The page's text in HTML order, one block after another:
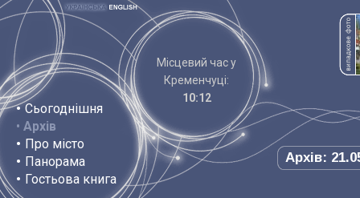
• Сьогоднішня
• Архів
• Про місто
• Панорама
• Гостьова книга
Місцевий час у
Кременчуці:
10:12
Архів: